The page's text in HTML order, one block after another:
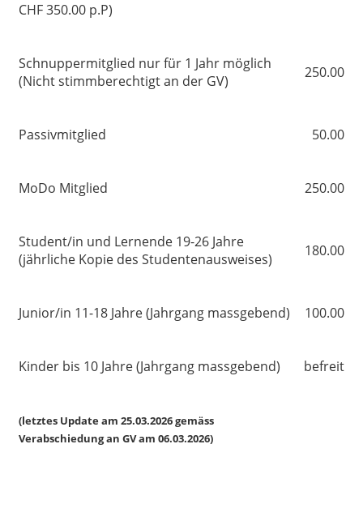
CHF 350.00 p.P)
Schnuppermitglied nur für 1 Jahr möglich
(Nicht stimmberechtigt an der GV)
250.00
Passivmitglied 50.00
MoDo Mitglied 250.00
Student/in und Lernende 19-26 Jahre
(jährliche Kopie des Studentenausweises)
180.00
Junior/in 11-18 Jahre (Jahrgang massgebend) 100.00
Kinder bis 10 Jahre (Jahrgang massgebend) befreit
(letztes Update am 25.03.2026 gemäss
Verabschiedung an GV am 06.03.2026)